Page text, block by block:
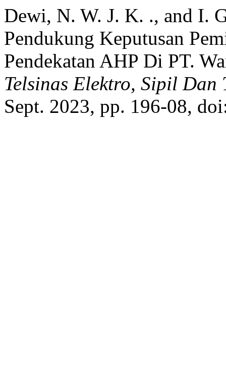
Dewi, N. W. J. K. ., and I.
Pendukung Keputusan
Pendekatan AHP Di PT.
Telsinas Elektro, Sipil Dan
Sept. 2023, pp. 196-08,